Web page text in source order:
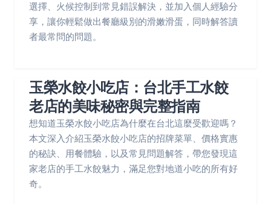
選擇、火候控制到常見錯誤解決，並加入個人經驗分
享，讓你輕鬆做出餐廳級別的滑嫩滑蛋，同時解答讀
者最常問的問題。
玉榮水餃小吃店：台北手工水餃
老店的美味秘密與完整指南
想知道玉榮水餃小吃店為什麼在台北這麼受歡迎嗎？
本文深入介紹玉榮水餃小吃店的招牌菜單、價格實惠
的秘訣、用餐體驗，以及常見問題解答，帶您發現這
家老店的手工水餃魅力，滿足您對地道小吃的所有好
奇。